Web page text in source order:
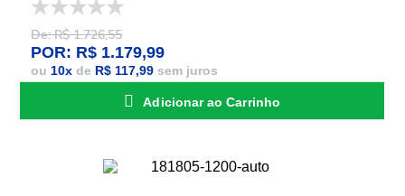
De: R$ 1.726,55
POR: R$ 1.179,99
ou 10x de R$ 117,99 sem juros
Adicionar ao Carrinho